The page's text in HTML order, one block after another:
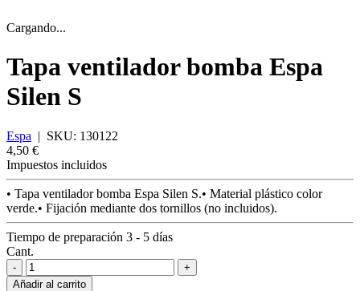
Cargando...
Tapa ventilador bomba Espa
Silen S
Espa | SKU: 130122
4,50 €
Impuestos incluidos
• Tapa ventilador bomba Espa Silen S.• Material plástico color
verde.• Fijación mediante dos tornillos (no incluidos).
Tiempo de preparación 3 - 5 días
Cant.
-
+
Añadir al carrito